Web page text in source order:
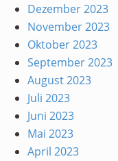
Dezember 2023
November 2023
Oktober 2023
September 2023
August 2023
Juli 2023
Juni 2023
Mai 2023
April 2023